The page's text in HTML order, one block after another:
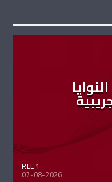
RLL 1
07-08-2026